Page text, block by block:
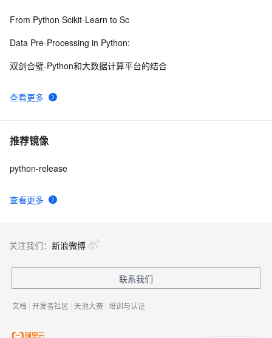
查看更多
From Python Scikit-Learn to Sc
Data Pre-Processing in Python:
双剑合璧-Python和大数据计算平台的结合
推荐镜像
查看更多
python-release
关注我们： 新浪微博
联系我们
文档 | 开发者社区 | 天池大赛 | 培训与认证